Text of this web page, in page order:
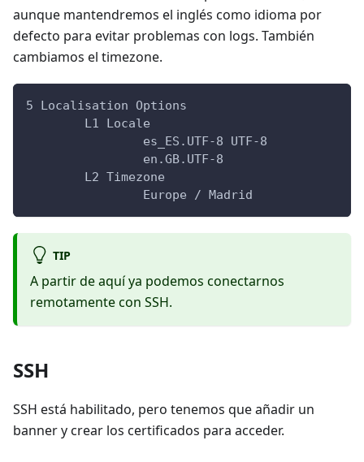
aunque mantendremos el inglés como idioma por
defecto para evitar problemas con logs. También
cambiamos el timezone.
5 Localisation Options
	L1 Locale
		es_ES.UTF-8 UTF-8
		en.GB.UTF-8
	L2 Timezone
		Europe / Madrid
TIP
A partir de aquí ya podemos conectarnos
remotamente con SSH.
SSH
SSH está habilitado, pero tenemos que añadir un
banner y crear los certificados para acceder.